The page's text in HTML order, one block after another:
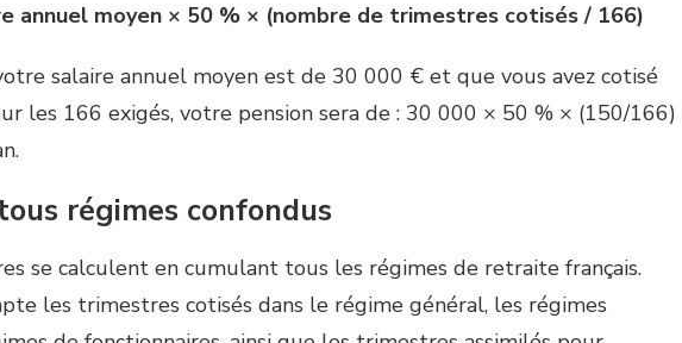
annuel moyen × 50 % × (nombre de trimestres cotisés / 166)
salaire annuel moyen est de 30 000 € et que vous avez cotisé
les 166 exigés, votre pension sera de : 30 000 × 50 % × (150/166)
régimes confondus
se calculent en cumulant tous les régimes de retraite français.
les trimestres cotisés dans le régime général, les régimes